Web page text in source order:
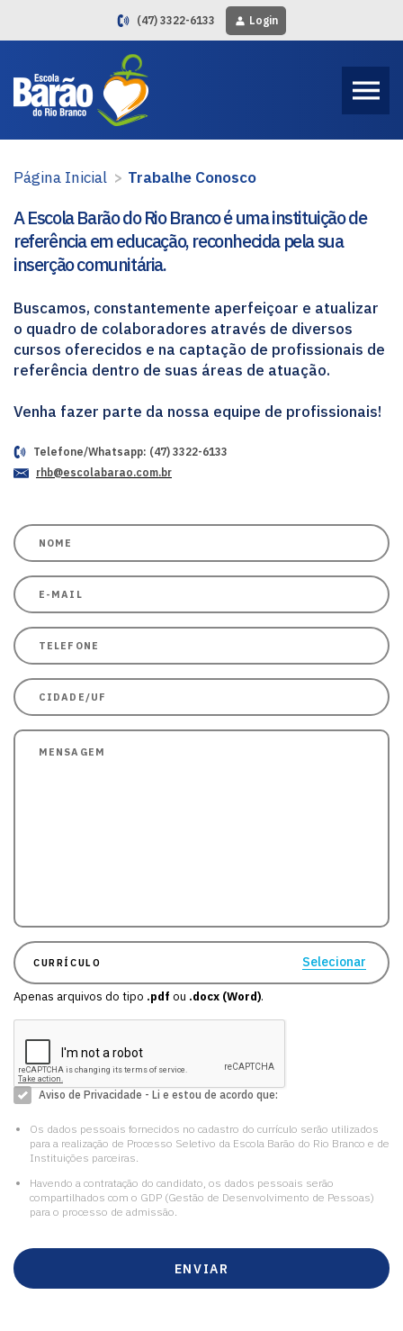
(47) 3322-6133 Login
Página Inicial > Trabalhe Conosco
A Escola Barão do Rio Branco é uma instituição de
referência em educação, reconhecida pela sua
inserção comunitária.
Buscamos, constantemente aperfeiçoar e atualizar
o quadro de colaboradores através de diversos
cursos oferecidos e na captação de profissionais de
referência dentro de suas áreas de atuação.
Venha fazer parte da nossa equipe de profissionais!
Telefone/Whatsapp: (47) 3322-6133
rhb@escolabarao.com.br
CURRÍCULO Selecionar
Apenas arquivos do tipo .pdf ou .docx (Word).
Aviso de Privacidade - Li e estou de acordo que:
Os dados pessoais fornecidos no cadastro do currículo serão utilizados
para a realização de Processo Seletivo da Escola Barão do Rio Branco e de
Instituições parceiras.
Havendo a contratação do candidato, os dados pessoais serão
compartilhados com o GDP (Gestão de Desenvolvimento de Pessoas)
para o processo de admissão.
ENVIAR